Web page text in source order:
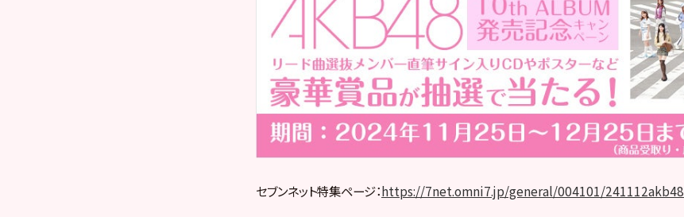
セブンネット特集ページ：https://7net.omni7.jp/general/004101/241112akb48